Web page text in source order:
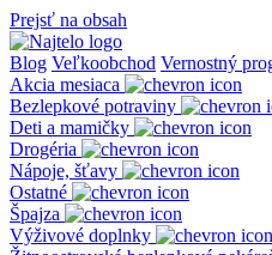
Prejsť na obsah
Blog Veľkoobchod Vernostný
Akcia mesiaca
Bezlepkové potraviny
Deti a mamičky
Drogéria
Nápoje, šťavy
Ostatné
Špajza
Výživové doplnky